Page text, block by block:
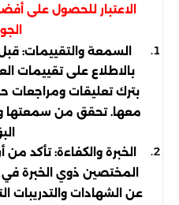
الاعتبار للحصول على
السمعة والتقييمات: قبل
بالاطلاع على تقييمات
بترك تعليقات ومراجعات
معها. تحقق من سمعتها
الخبرة والكفاءة: تأكد
المختصين ذوي الخبرة
عن الشهادات والتدريبات